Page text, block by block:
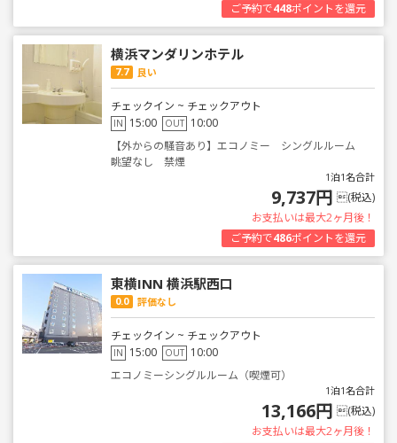
ご予約で448ポイントを還元
横浜マンダリンホテル
7.7 良い
チェックイン ~ チェックアウト
IN 15:00 OUT 10:00
【外からの騒音あり】エコノミー シングルルーム
眺望なし 禁煙
1泊1名合計
9,737円 (税込)
お支払いは最大2ヶ月後！
ご予約で486ポイントを還元
東横INN 横浜駅西口
0.0 評価なし
チェックイン ~ チェックアウト
IN 15:00 OUT 10:00
エコノミーシングルルーム（喫煙可）
1泊1名合計
13,166円 (税込)
お支払いは最大2ヶ月後！